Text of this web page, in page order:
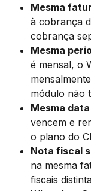
Mesma
à cobrança
cobrança
Mesma
é mensal, o
módulo não
Mesma
vencem e
o plano do
Nota fiscal
na mesma
fiscais